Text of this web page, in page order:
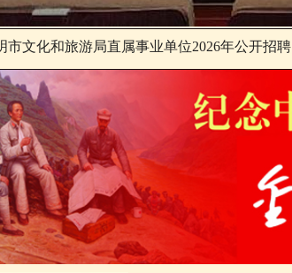
市文化和旅游局直属事业单位2026年公开招聘